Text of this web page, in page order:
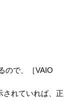
ので、［VAIO
されていれば、正